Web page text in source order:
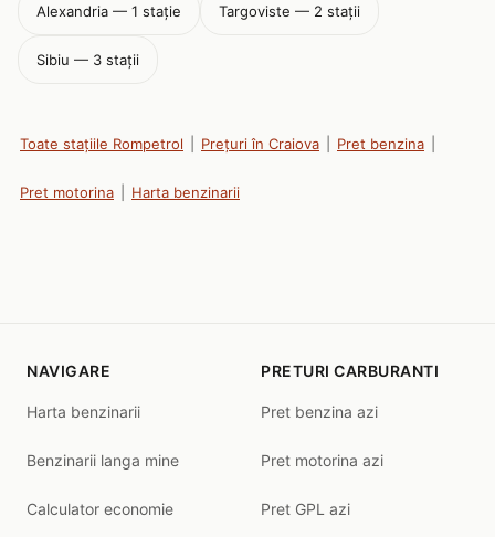
Alexandria — 1 stație Targoviste — 2 stații
Sibiu — 3 stații
Toate stațiile Rompetrol Prețuri în Craiova Pret benzina
Pret motorina Harta benzinarii
NAVIGARE
Harta benzinarii
Benzinarii langa mine
Calculator economie
PRETURI CARBURANTI
Pret benzina azi
Pret motorina azi
Pret GPL azi